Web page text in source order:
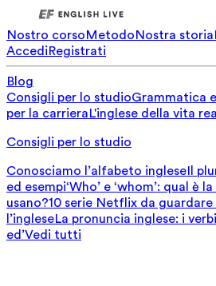
Nostro corsoMetodoNostra storia
AccediRegistrati
Blog
Consigli per lo studioGrammatica
per la carrieraL'inglese della vita
Consigli per lo studio
Conosciamo l’alfabeto ingleseIl
ed esempi‘Who’ e ‘whom’: qual è
usano?10 serie Netflix da guardare
l’ingleseLa pronuncia inglese: i
ed’Vedi tutti